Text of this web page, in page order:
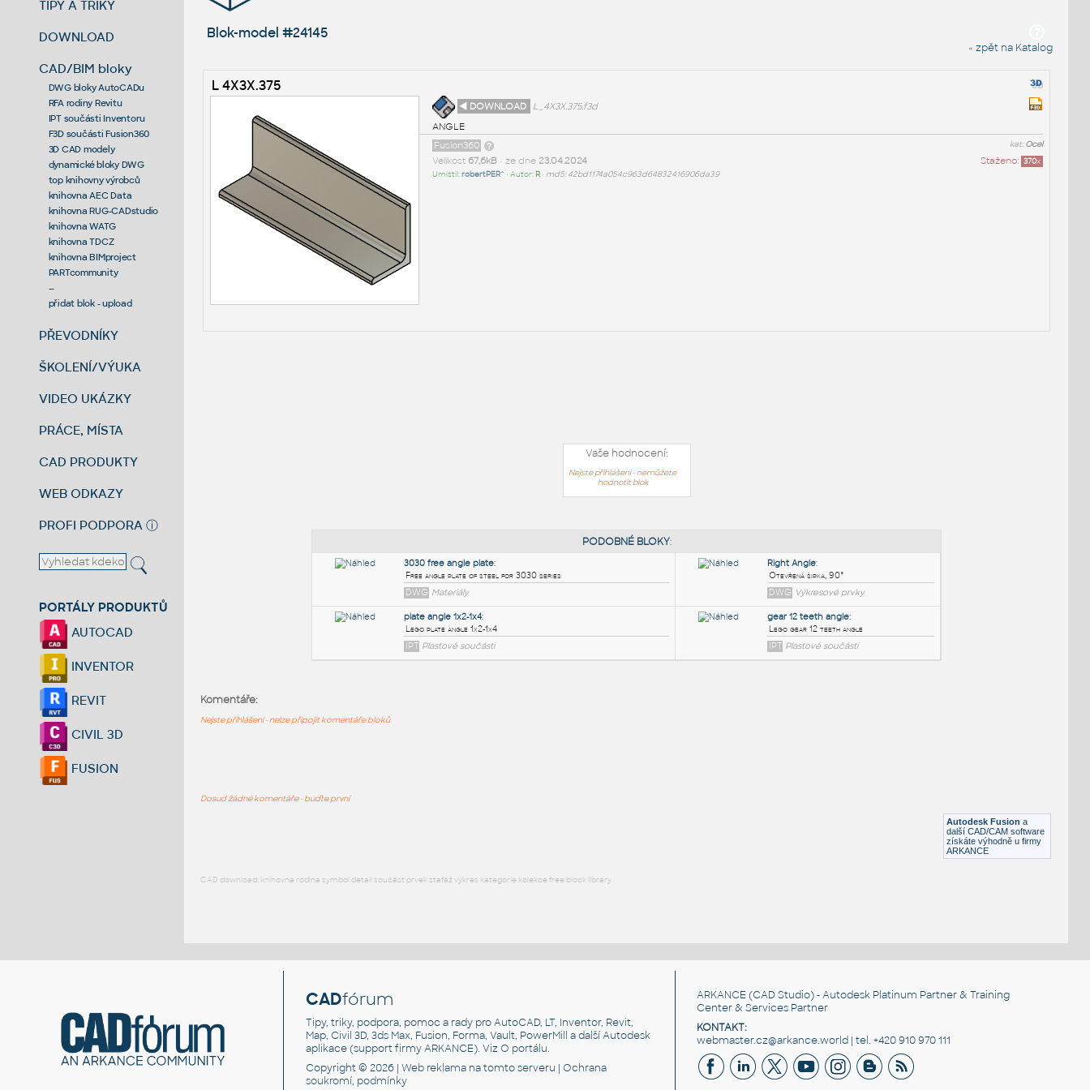
TIPY A TRIKY
DOWNLOAD
CAD/BIM bloky
DWG bloky AutoCADu
RFA rodiny Revitu
IPT součásti Inventoru
F3D součásti Fusion360
3D CAD modely
dynamické bloky DWG
top knihovny výrobců
knihovna AEC Data
knihovna RUG-CADstudio
knihovna WATG
knihovna TDCZ
knihovna BIMproject
PARTcommunity
--
přidat blok - upload
PŘEVODNÍKY
ŠKOLENÍ/VÝUKA
VIDEO UKÁZKY
PRÁCE, MÍSTA
CAD PRODUKTY
WEB ODKAZY
PROFI PODPORA ⓘ
PORTÁLY PRODUKTŮ
AUTOCAD
INVENTOR
REVIT
CIVIL 3D
FUSION
Blok-model #24145
« zpět na Katalog
L 4X3X.375
◄ DOWNLOAD
L_4X3X.375.f3d
ANGLE
kat:Ocel
Fusion360
Staženo: 370x
Velikost 67,6kB• ze dne 23.04.2024
Umístil:robertPER^ • Autor: R• md5: 42bd1174a054c963d64832416906da39
Vaše hodnocení:
Nejste přihlášeni - nemůžete
hodnotit blok
Plastové součásti
Autodesk Fusion a
další CAD/CAM software
získáte výhodně u firmy
ARKANCE
Komentáře:
Nejste přihlášeni - nelze připojit komentáře bloků
Dosud žádné komentáře - buďte první
CAD download: knihovna rodina symbol detail součást prvek stafáž výkres kategorie kolekce free block library
CADfórum
Tipy, triky, podpora, pomoc a rady pro AutoCAD, LT, Inventor, Revit,
Map, Civil 3D, 3ds Max, Fusion, Forma, Vault, PowerMill a další Autodesk
aplikace (support firmy ARKANCE). VizO portálu.
Copyright © 2026 |Web reklama na tomto serveru |Ochrana
soukromí, podmínky
ARKANCE (CAD Studio) - Autodesk Platinum Partner & Training
Center & Services Partner
KONTAKT:
webmaster.cz@arkance.world | tel. +420 910 970 111